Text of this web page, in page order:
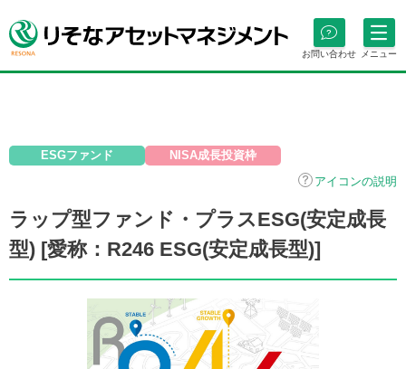
お問い合わせ メニュー
ESGファンド
NISA成長投資枠
アイコンの説明
ラップ型ファンド・プラスESG(安定成長
型) [愛称：R246 ESG(安定成長型)]